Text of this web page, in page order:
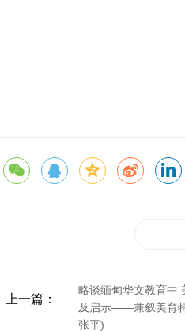
上一篇：
略谈缅甸华文教育中
及启示——兼叙美育
张平)